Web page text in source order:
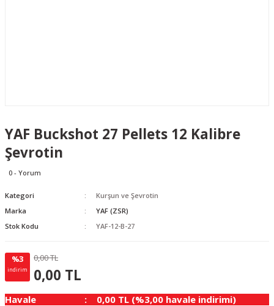
YAF Buckshot 27 Pellets 12 Kalibre
Şevrotin
0 - Yorum
Kategori
Kurşun ve Şevrotin
Marka
YAF (ZSR)
Stok Kodu
YAF-12-B-27
%3
indirim
0,00 TL
0,00 TL
Havale 0,00 TL (%3,00 havale indirimi)